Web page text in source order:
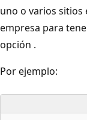
uno o varios sitios
empresa para
opción .
Por ejemplo: